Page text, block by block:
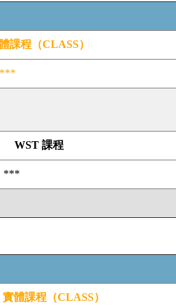
課程（CLASS）
***
WST 課程
***
實體課程（CLASS）